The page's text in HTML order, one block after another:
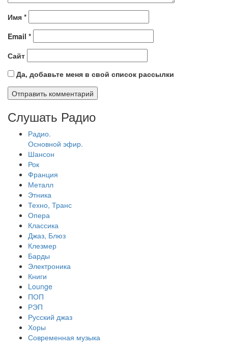
Имя *
Email *
Сайт
Да, добавьте меня в свой список рассылки
Слушать Радио
Радио.
Основной эфир.
Шансон
Рок
Франция
Металл
Этника
Техно, Транс
Опера
Классика
Джаз, Блюз
Клезмер
Барды
Электроника
Книги
Lounge
ПОП
РЭП
Русский джаз
Хоры
Современная музыка